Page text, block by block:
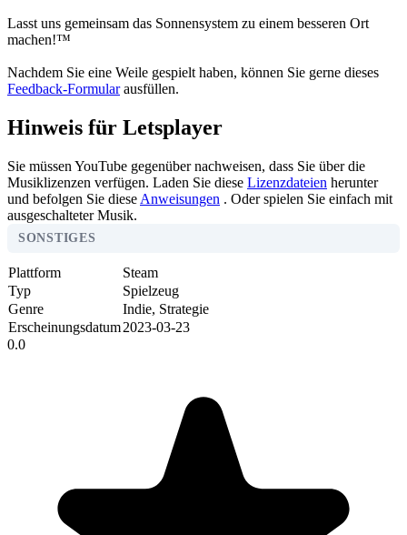
Lasst uns gemeinsam das Sonnensystem zu einem besseren Ort
machen!™
Nachdem Sie eine Weile gespielt haben, können Sie gerne dieses
Feedback-Formularausfüllen.
Hinweis für Letsplayer
Sie müssen YouTube gegenüber nachweisen, dass Sie über die
Musiklizenzen verfügen. Laden Sie diese Lizenzdateien herunter
und befolgen Sie diese Anweisungen . Oder spielen Sie einfach mit
ausgeschalteter Musik.
SONSTIGES
Plattform
Steam
Typ
Spielzeug
Genre
Indie, Strategie
Erscheinungsdatum2023-03-23
0.0